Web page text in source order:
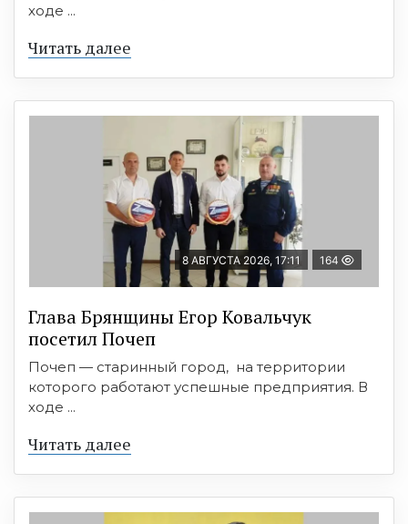
ходе ...
Читать далее
8 АВГУСТА 2026, 17:11 164
Глава Брянщины Егор Ковальчук
посетил Почеп
Почеп — старинный город, на территории
которого работают успешные предприятия. В
ходе ...
Читать далее